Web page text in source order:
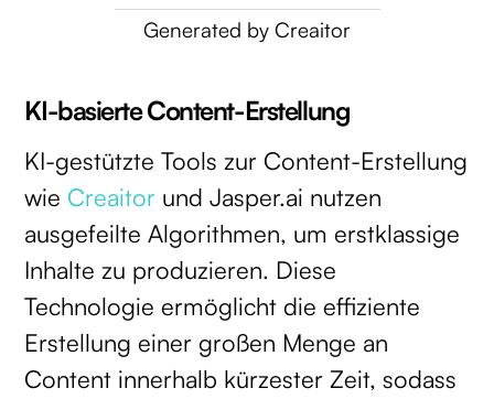
Generated by Creaitor
KI-basierte Content-Erstellung
KI-gestützte Tools zur Content-Erstellung
wie Creaitor und Jasper.ai nutzen
ausgefeilte Algorithmen, um erstklassige
Inhalte zu produzieren. Diese
Technologie ermöglicht die effiziente
Erstellung einer großen Menge an
Content innerhalb kürzester Zeit, sodass